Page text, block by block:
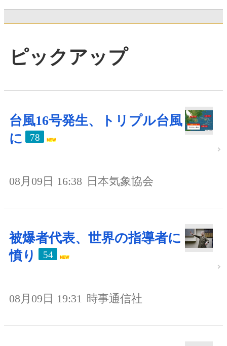
ピックアップ
台風16号発生、トリプル台風
に
78
08月09日 16:38 日本気象協会
被爆者代表、世界の指導者に
憤り
54
08月09日 19:31 時事通信社